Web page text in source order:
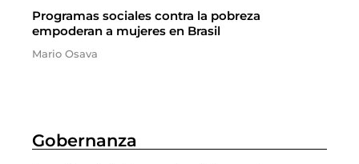
Programas sociales contra la pobreza
empoderan a mujeres en Brasil
Mario Osava
Gobernanza